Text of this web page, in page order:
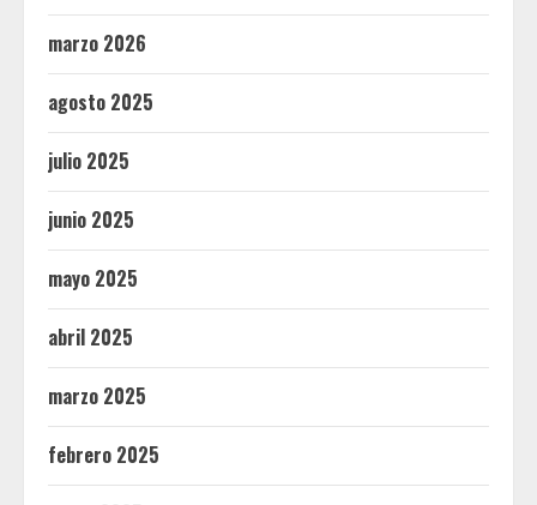
marzo 2026
agosto 2025
julio 2025
junio 2025
mayo 2025
abril 2025
marzo 2025
febrero 2025